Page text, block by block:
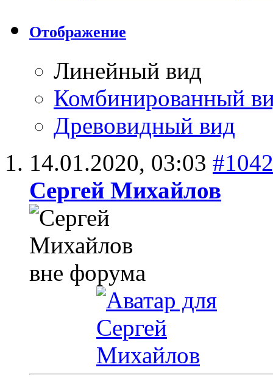
Отображение
Линейный вид
Комбинированный
Древовидный вид
14.01.2020, 03:03
Сергей Михайлов